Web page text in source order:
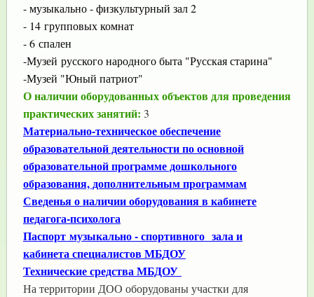
- музыкально - физкультурный зал 2
- 14 групповых комнат
- 6 спален
-Музей русского народного быта "Русская старина"
-Музей "Юный патриот"
О наличии оборудованных объектов для проведения
практических занятий: 3
Материально-техническое обеспечение
образовательной деятельности по основной
образовательной программе дошкольного
образования, дополнительным программам
Сведенья о наличии оборудования в кабинете
педагога-психолога
Паспорт музыкально - спортивного зала и
кабинета специалистов МБДОУ
Технические средства МБДОУ
На территории ДОО оборудованы участки для